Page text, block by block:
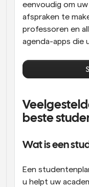
eenvoudig om
afspraken te
professoren en
agenda-apps die
beste
Wat is een
Een
u helpt uw